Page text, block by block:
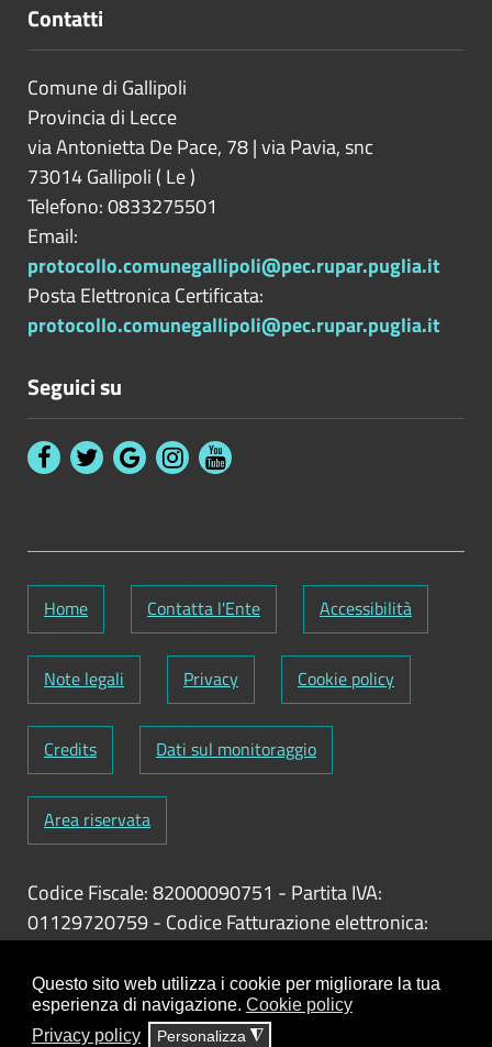
Questo sito web utilizza i cookie per migliorare la tua
esperienza di navigazione. Cookie policy
Privacy policy
Personalizza ◮
Contatti
Comune di Gallipoli
Provincia di Lecce
via Antonietta De Pace, 78 | via Pavia, snc
73014Gallipoli ( Le)
Telefono: 0833275501
Email:
protocollo.comunegallipoli@pec.rupar.puglia.it
Posta Elettronica Certificata:
protocollo.comunegallipoli@pec.rupar.puglia.it
Seguici su
Home Contatta l'Ente Accessibilità
Note legali Privacy Cookie policy
Credits Dati sul monitoraggio
Area riservata
Codice Fiscale: 82000090751 - Partita IVA:
01129720759- Codice Fatturazione elettronica:
Responsabile gestione sito e aggiornamento
contenuti:Antonio Scrimitore